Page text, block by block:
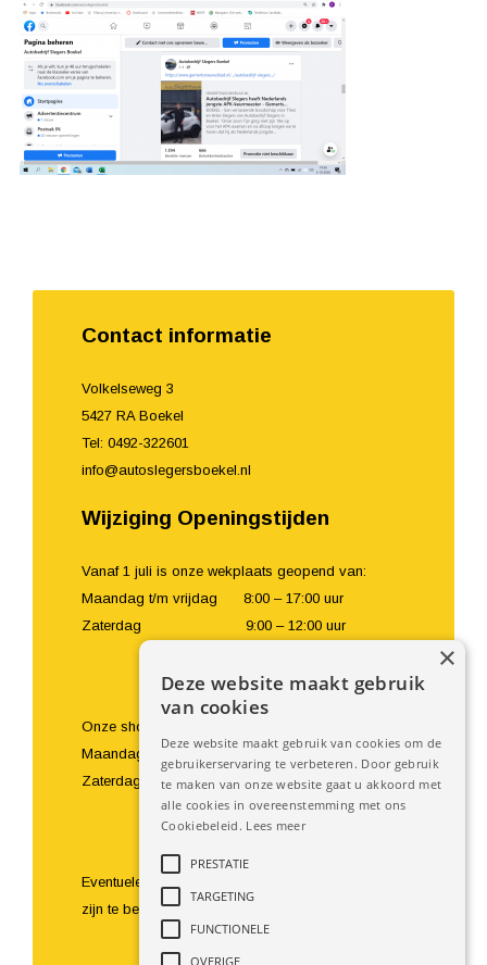
Contact informatie
Volkelseweg 3
5427 RA Boekel
Tel: 0492-322601
info@autoslegersboekel.nl
Wijziging Openingstijden
Vanaf 1 juli is onze wekplaats geopend van:
Maandag t/m vrijdag 8:00 – 17:00 uur
Zaterdag 9:00 – 12:00 uur
Onze showroom en balie zijn geopend van:
Maandag t/m vrijdag 8:00 – 18:00 uur
Zaterdag 9:00 – 16:00 uur
Eventuele bezoeken buiten de openingstijden om
zijn te bespreken.
Deze website maakt gebruik
van cookies
Deze website maakt gebruik van cookies om de
gebruikerservaring te verbeteren. Door gebruik
te maken van onze website gaat u akkoord met
alle cookies in overeenstemming met ons
Cookiebeleid. Lees meer
PRESTATIE
TARGETING
FUNCTIONELE
OVERIGE
×